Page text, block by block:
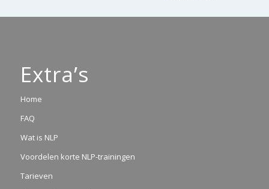
Extra’s
Home
FAQ
Wat is NLP
Voordelen korte NLP-trainingen
Tarieven